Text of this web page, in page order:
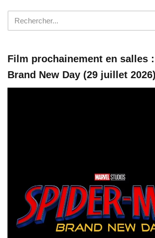
Film prochainement en salles
Brand New Day (29 juillet 2026)